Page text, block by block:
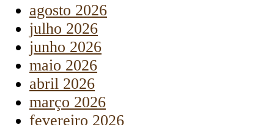
agosto 2026
julho 2026
junho 2026
maio 2026
abril 2026
março 2026
fevereiro 2026